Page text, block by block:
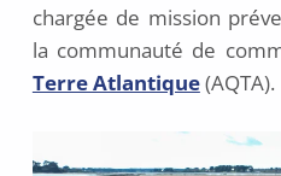
chargée de mission
la communauté de
Terre Atlantique(AQTA).